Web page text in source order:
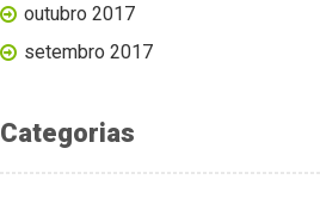
outubro 2017
setembro 2017
Categorias